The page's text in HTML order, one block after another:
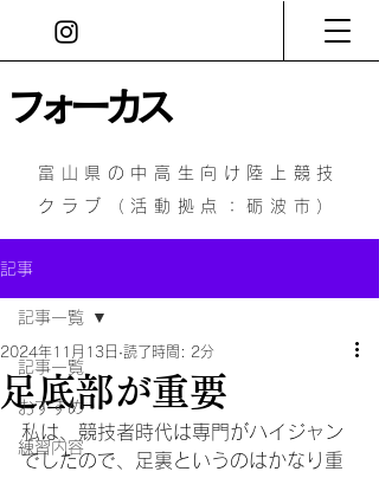
フォーカス
富山県の中高生向け陸上競技
クラブ（活動拠点：砺波市）
記事
記事一覧
おすすめ
練習内容
記事一覧
足底部が重要
2024年11月13日 読了時間: 2分
私は、競技者時代は専門がハイジャン
でしたので、足裏というのはかなり重